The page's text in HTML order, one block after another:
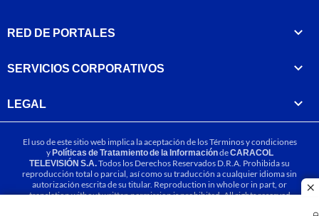
RED DE PORTALES
SERVICIOS CORPORATIVOS
LEGAL
El uso de este sitio web implica la aceptación de losTérminos y condiciones
yPolíticas de Tratamiento de la InformacióndeCARACOL
TELEVISIÓN S.A.Todos los Derechos Reservados D.R.A. Prohibida su
reproducción total o parcial, así como su traducción a cualquier idioma sin
autorización escrita de su titular. Reproduction in whole or in part, or
translation without written permission is prohibited. All rights reserved